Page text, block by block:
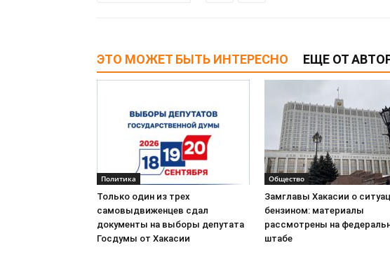
ЭТО МОЖЕТ БЫТЬ ИНТЕРЕСНО ЕЩЕ ОТ
Политика
Только один из трех
самовыдвиженцев сдал
документы на выборы депутата
Госдумы от Хакасии
Общество
Замглавы Хакасии о
бензином: материалы
рассмотрены на
штабе